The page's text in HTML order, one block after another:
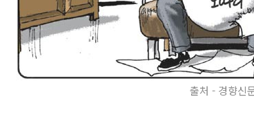
출처 - 경향신